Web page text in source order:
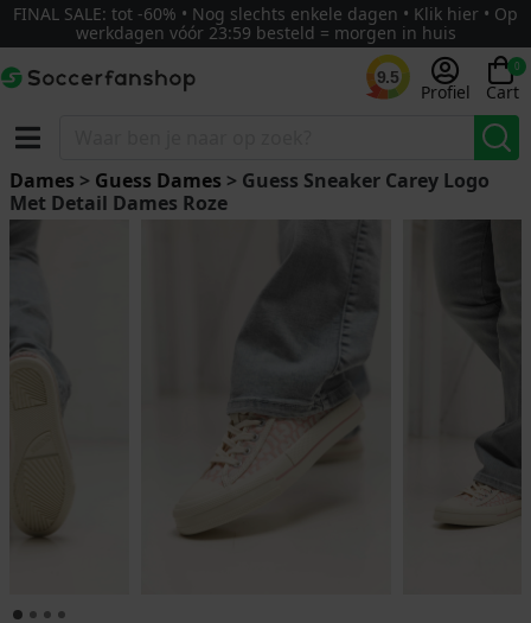
FINAL SALE: tot -60% • Nog slechts enkele dagen • Klik hier • Op
werkdagen vóór 23:59 besteld = morgen in huis
9.5
Profiel
0
Cart
Dames > Guess Dames > Guess Sneaker Carey Logo
Met Detail Dames Roze